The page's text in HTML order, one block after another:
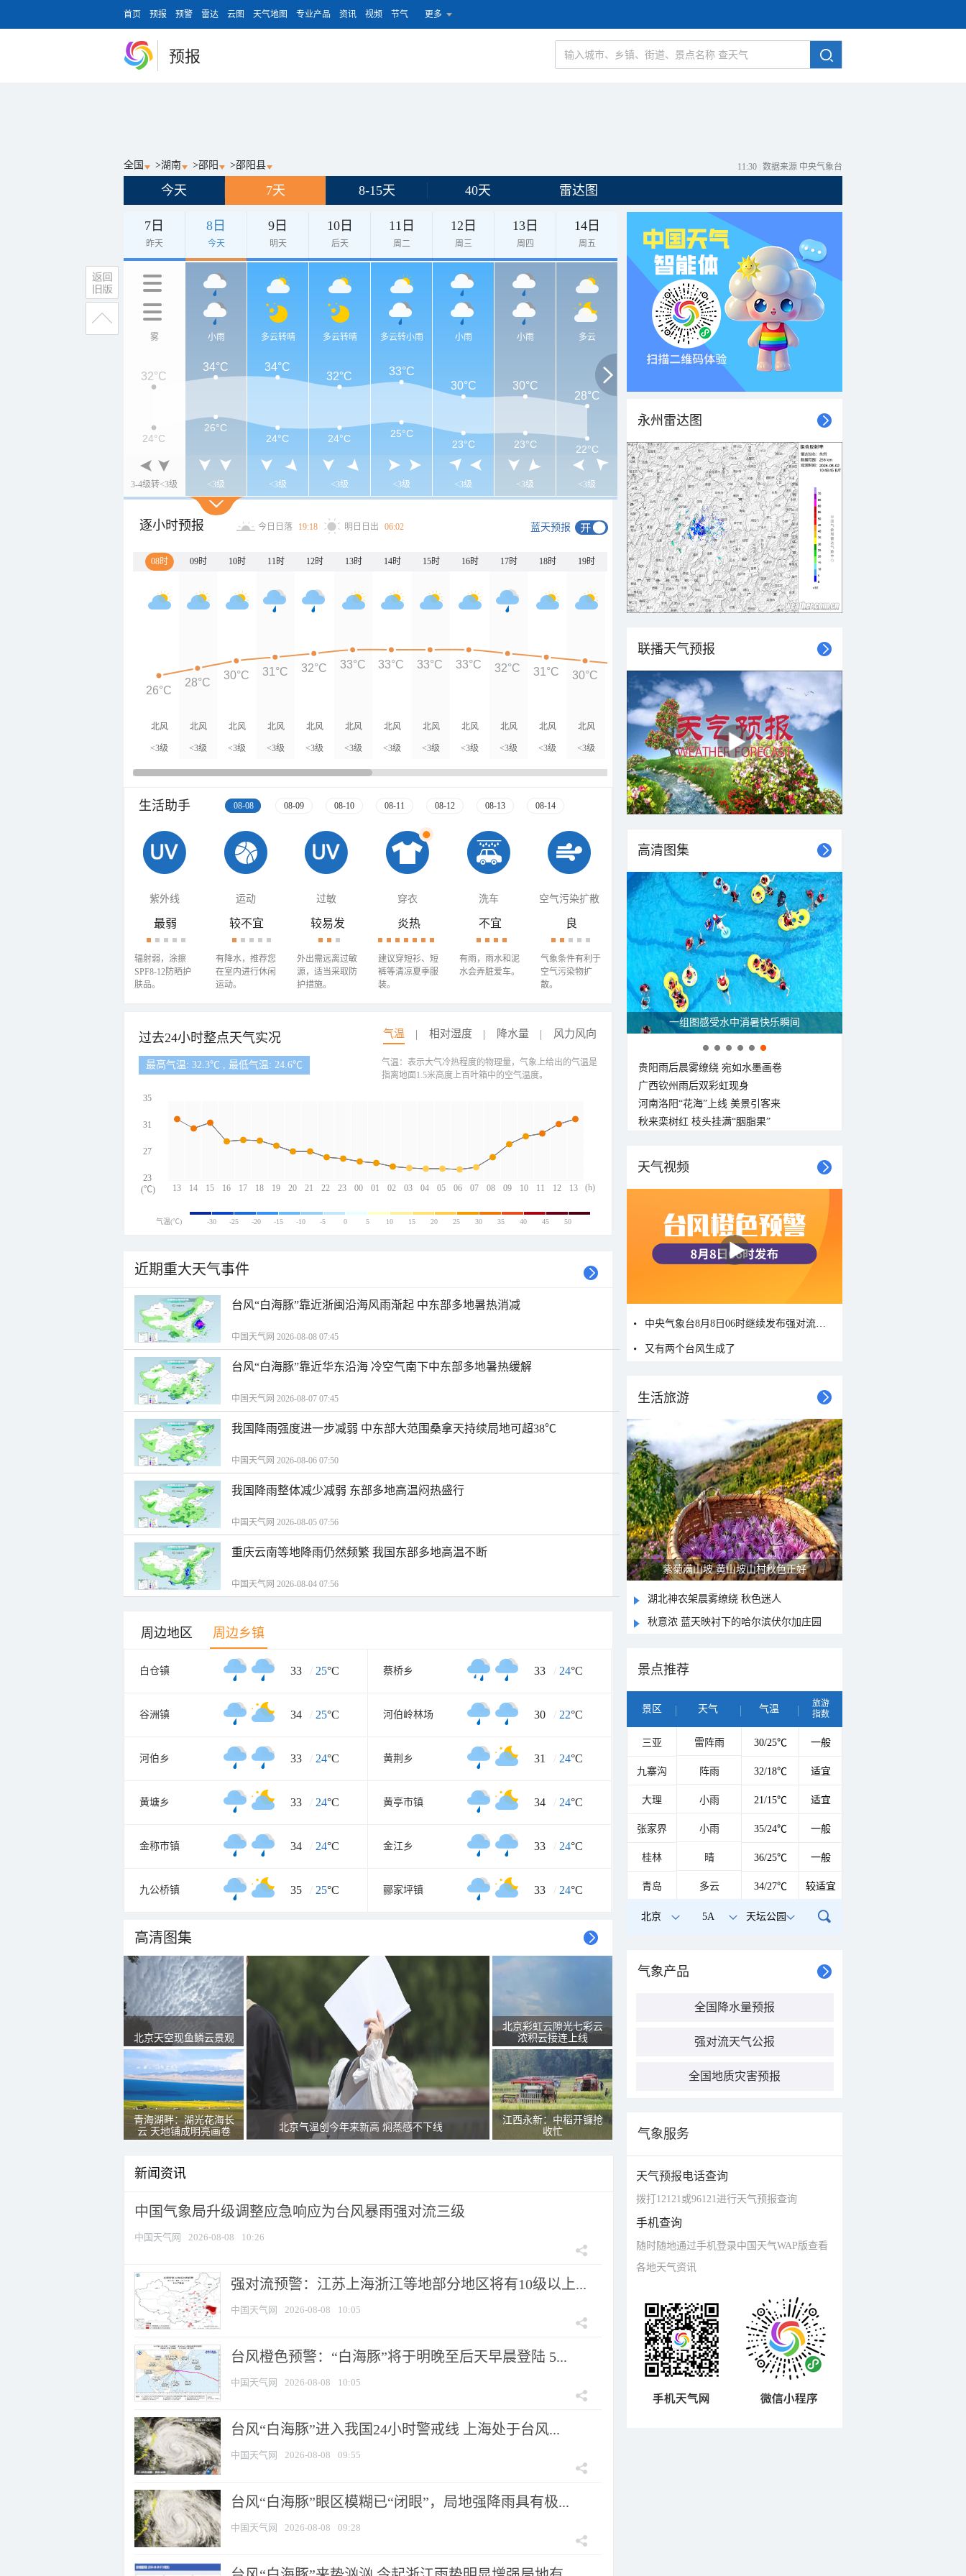
首页 预报 预警 雷达 云图 天气地图 专业产品 资讯 视频 节气 更多
预报
全国 >湖南 >邵阳 >邵阳县 11:30 数据来源 中央气象台
今天 7天 8-15天 40天 雷达图
7日
昨天
8日
今天
9日
明天
10日
后天
11日
周二
12日
周三
13日
周四
14日
周五
雾
3-4级转<3级
小雨
<3级
多云转晴
<3级
多云转晴
<3级
多云转小雨
<3级
小雨
<3级
小雨
<3级
多云
<3级
32°C
34°C 34°C
32°C
33°C
30°C
30°C
28°C
24°C
26°C
24°C
24°C
25°C
23°C
23°C 22°C
逐小时预报 今日日落 19:18 明日日出 06:02 蓝天预报
08时 09时 10时 11时 12时 13时 14时 15时 16时 17时 18时 19时 20时 21时 22时 23时 00时 01时
北风
<3级
北风
<3级
北风
<3级
北风
<3级
北风
<3级
北风
<3级
北风
<3级
北风
<3级
北风
<3级
北风
<3级
北风
<3级
北风
<3级
北风
<3级
东风
<3级
西风
<3级
北风
<3级
北风
<3级
西北风
26°C
28°C
30°C 31°C 32°C 33°C 33°C 33°C 33°C 32°C 31°C 30°C 29°C 28°C 27°C 26°C 26°C 26°C
生活助手 08-08 08-09 08-10 08-11 08-12 08-13 08-14
紫外线 运动 过敏 穿衣 洗车 空气污染扩散
最弱
辐射弱，涂擦
SPF8-12防晒护
肤品。
较不宜
有降水，推荐您
在室内进行休闲
运动。
较易发
外出需远离过敏
源，适当采取防
护措施。
炎热
建议穿短衫、短
裤等清凉夏季服
装。
不宜
有雨，雨水和泥
水会弄脏爱车。
良
气象条件有利于
空气污染物扩
散。
过去24小时整点天气实况 气温 相对湿度 降水量 风力风向
最高气温: 32.3℃ , 最低气温: 24.6℃
13 14 15 16 17 18 19 20 21 22 23 00 01 02 03 04 05 06 07 08 09 10 11 12 13
35
31
27
23
(h)
(℃)
气温：表示大气冷热程度的物理量，气象上给出的气温是
指离地面1.5米高度上百叶箱中的空气温度。
气温(℃) -30 -25 -20 -15 -10 -5 0 5 10 15 20 25 30 35 40 45 50
近期重大天气事件
台风“白海豚”靠近浙闽沿海风雨渐起 中东部多地暑热消减
中国天气网 2026-08-08 07:45
台风“白海豚”靠近华东沿海 冷空气南下中东部多地暑热缓解
中国天气网 2026-08-07 07:45
我国降雨强度进一步减弱 中东部大范围桑拿天持续局地可超38℃
中国天气网 2026-08-06 07:50
我国降雨整体减少减弱 东部多地高温闷热盛行
中国天气网 2026-08-05 07:56
重庆云南等地降雨仍然频繁 我国东部多地高温不断
中国天气网 2026-08-04 07:56
周边地区 周边乡镇
白仓镇 33 / 25°C 蔡桥乡 33 / 24°C
谷洲镇 34 / 25°C 河伯岭林场 30 / 22°C
河伯乡 33 / 24°C 黄荆乡 31 / 24°C
黄塘乡 33 / 24°C 黄亭市镇 34 / 24°C
金称市镇 34 / 24°C 金江乡 33 / 24°C
九公桥镇 35 / 25°C 郦家坪镇 33 / 24°C
高清图集
北京天空现鱼鳞云景观
青海湖畔：湖光花海长
云 天地铺成明亮画卷
北京气温创今年来新高 焖蒸感不下线
北京彩虹云隙光七彩云
浓积云接连上线
江西永新：中稻开镰抢
收忙
新闻资讯
中国气象局升级调整应急响应为台风暴雨强对流三级
中国天气网 2026-08-08 10:26
强对流预警：江苏上海浙江等地部分地区将有10级以上...
中国天气网 2026-08-08 10:05
台风橙色预警：“白海豚”将于明晚至后天早晨登陆 5...
中国天气网 2026-08-08 10:05
台风“白海豚”进入我国24小时警戒线 上海处于台风...
中国天气网 2026-08-08 09:55
台风“白海豚”眼区模糊已“闭眼”，局地强降雨具有极...
中国天气网 2026-08-08 09:28
永州雷达图
联播天气预报
高清图集
一组图感受水中消暑快乐瞬间
贵阳雨后晨雾缭绕 宛如水墨画卷
广西钦州雨后双彩虹现身
河南洛阳“花海”上线 美景引客来
秋来栾树红 枝头挂满“胭脂果”
天气视频
又有两个台风生成了
生活旅游
紫菊满山坡 黄山坡山村秋色正好
湖北神农架晨雾缭绕 秋色迷人
秋意浓 蓝天映衬下的哈尔滨伏尔加庄园
景点推荐
景区 天气 气温
旅游
指数
三亚 雷阵雨 30/25℃ 一般
九寨沟 阵雨 32/18℃ 适宜
大理 小雨 21/15℃ 适宜
张家界 小雨 35/24℃ 一般
桂林 晴 36/25℃ 一般
青岛 多云 34/27℃ 较适宜
北京 5A 天坛公园
气象产品
全国降水量预报
强对流天气公报
全国地质灾害预报
气象服务
天气预报电话查询
拨打12121或96121进行天气预报查询
手机查询
随时随地通过手机登录中国天气WAP版查看
各地天气资讯